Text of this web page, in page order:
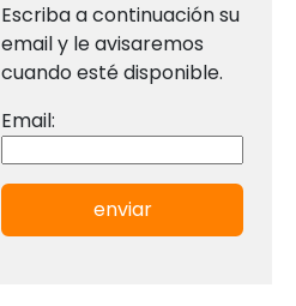
Escriba a continuación su
email y le avisaremos
cuando esté disponible.
Email:
enviar